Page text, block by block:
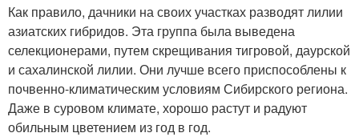
Как правило, дачники на своих участках разводят лилии
азиатских гибридов. Эта группа была выведена
селекционерами, путем скрещивания тигровой, даурской
и сахалинской лилии. Они лучше всего приспособлены к
почвенно-климатическим условиям Сибирского региона.
Даже в суровом климате, хорошо растут и радуют
обильным цветением из год в год.